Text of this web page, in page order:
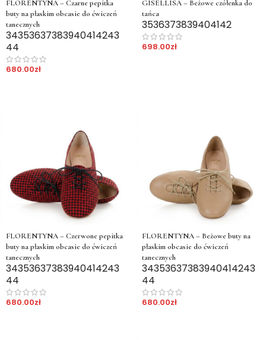
FLORENTYNA – Czarne pepitka
buty na płaskim obcasie do ćwiczeń
tanecznych
34353637383940414243
44
680.00zł
GISELLISA – Beżowe czółenka do
tańca
3536373839404142
698.00zł
FLORENTYNA – Czerwone pepitka
buty na płaskim obcasie do ćwiczeń
tanecznych
34353637383940414243
44
680.00zł
FLORENTYNA – Beżowe buty na
płaskim obcasie do ćwiczeń
tanecznych
34353637383940414243
44
680.00zł